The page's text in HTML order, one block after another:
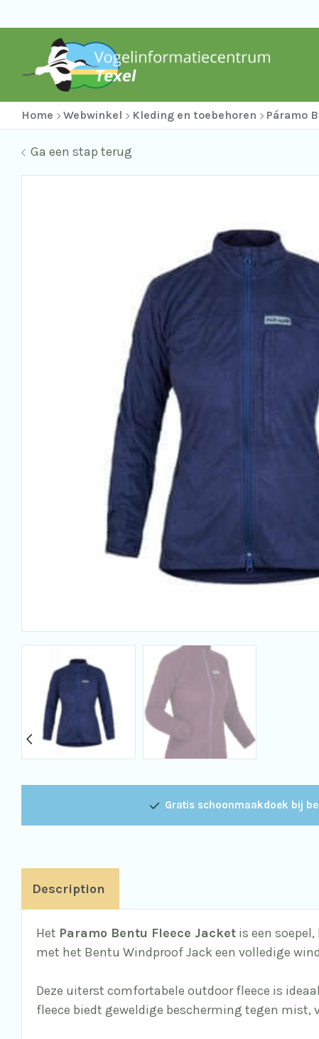
Home Webwinkel Kleding en toebehoren Páramo
Ga een stap terug
Gratis schoonmaakdoek bij
Description
Het Paramo Bentu Fleece Jacket is een
met het Bentu Windproof Jack een volledige
Deze uiterst comfortabele outdoor fleece is
fleece biedt geweldige bescherming tegen mist,